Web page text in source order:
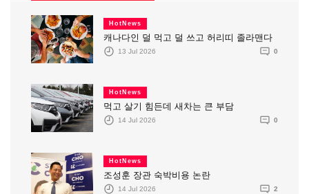
HotNews
캐나다인 덜 먹고 덜 쓰고 허리띠 졸라맨다
13 Jul 2026 0
HotNews
먹고 살기 힘든데 새차는 큰 부담
14 Jul 2026 0
HotNews
조성훈 장관 숙박비용 논란
14 Jul 2026 2